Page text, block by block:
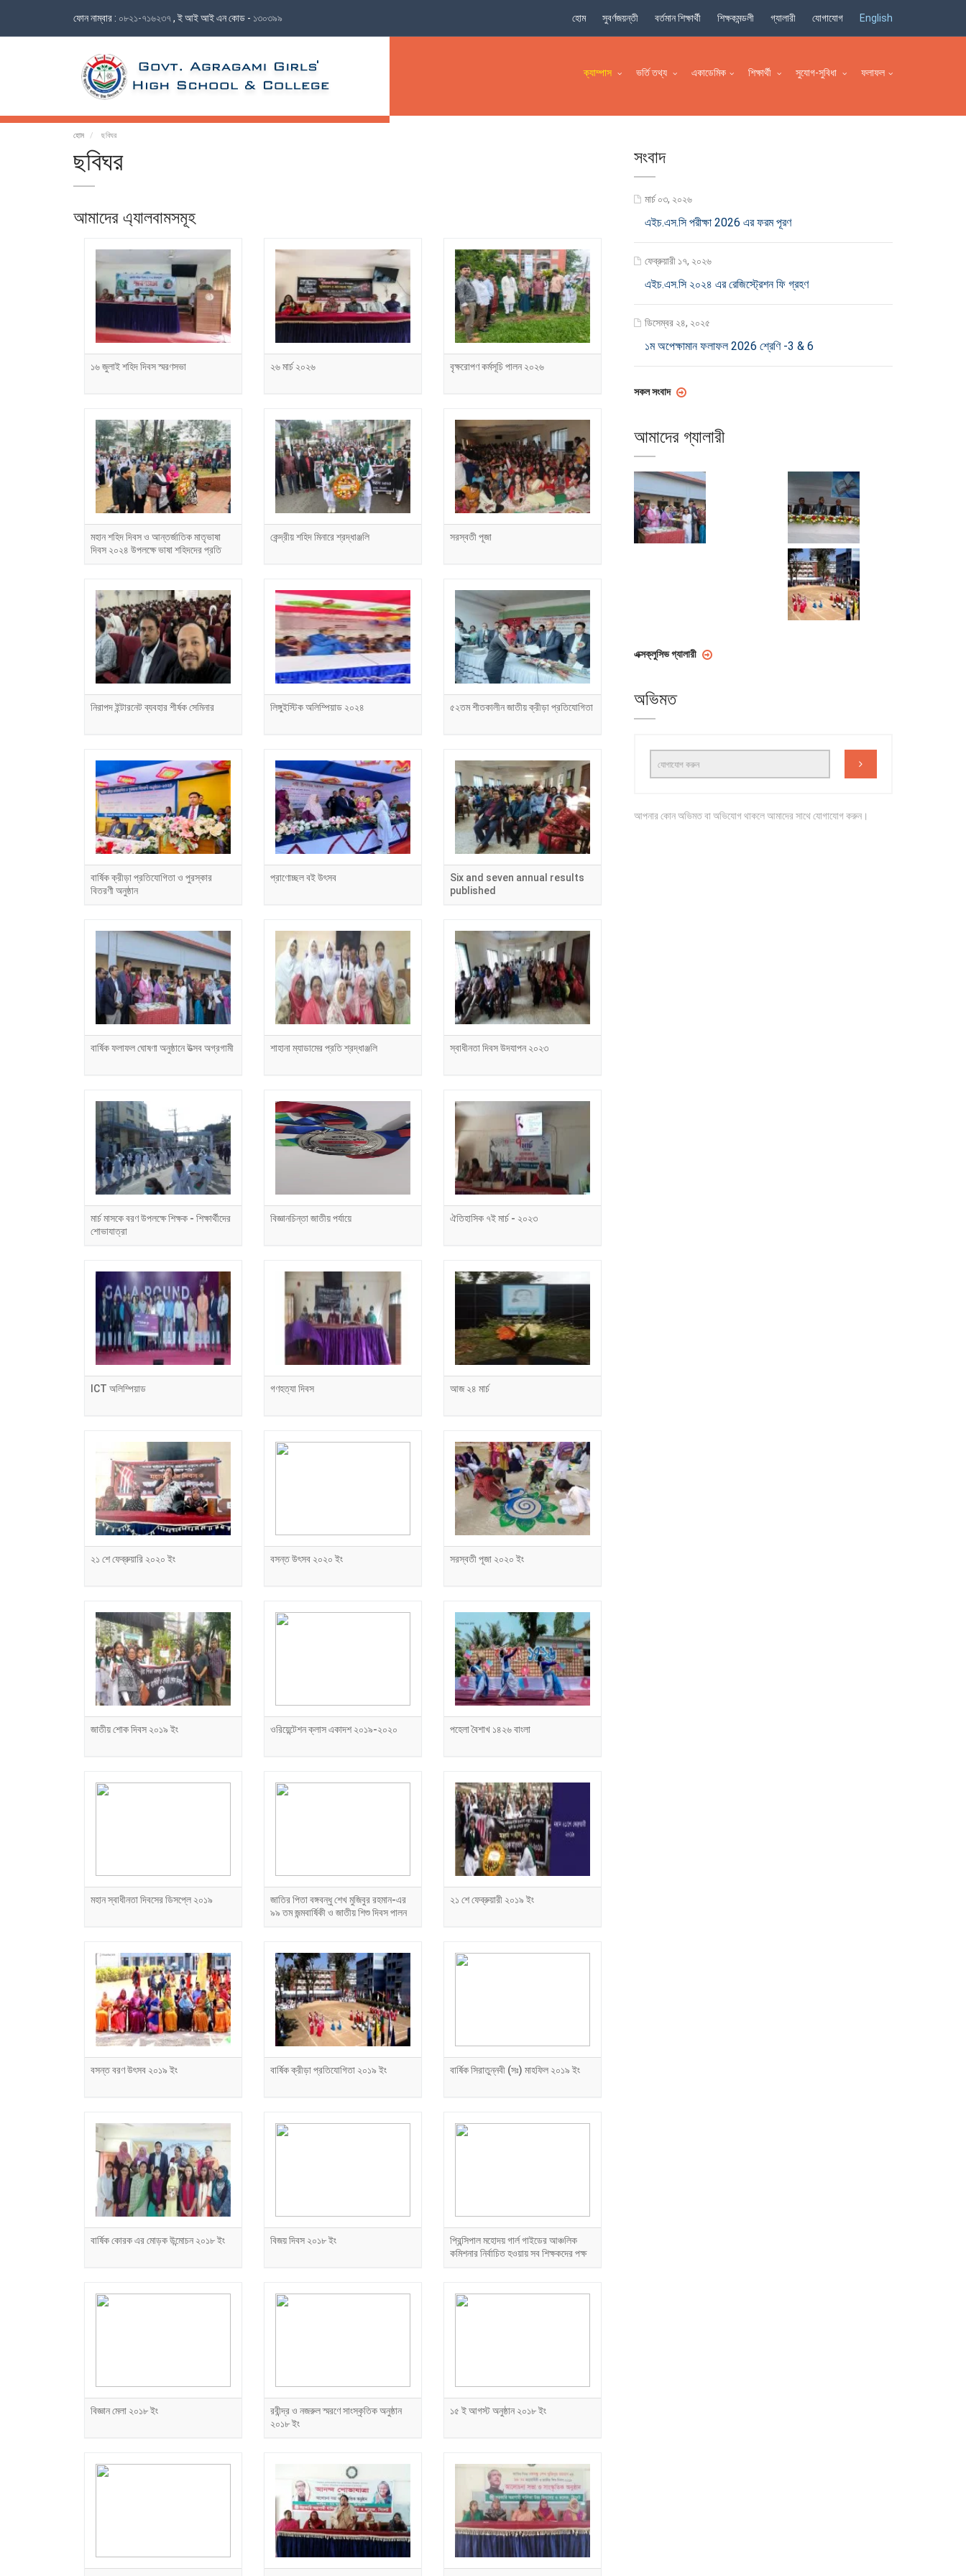
ফোন নাম্বার : ০৮২১-৭১৬২৩৭ , ই আই আই এন কোড - ১৩০৩৯৯ হোম সুবর্ণজয়ন্তী বর্তমান শিক্ষার্থী শিক্ষকমন্ডলী গ্যালারী যোগাযোগ English
ক্যাম্পাস ভর্তি তথ্য একাডেমিক শিক্ষার্থী সুযোগ-সুবিধা ফলাফল
হোম ছবিঘর
ছবিঘর
আমাদের এ্যালবামসমূহ
১৬ জুলাই শহিদ দিবস স্মরণসভা ২৬ মার্চ ২০২৬ বৃক্ষরোপণ কর্মসূচি পালন ২০২৬
মহান শহিদ দিবস ও আন্তর্জাতিক মাতৃভাষা
দিবস ২০২৪ উপলক্ষে ভাষা শহিদদের প্রতি
কেন্দ্রীয় শহিদ মিনারে শ্রদ্ধাঞ্জলি সরস্বতী পূজা
নিরাপদ ইন্টারনেট ব্যবহার শীর্ষক সেমিনার লিঙ্গুইস্টিক অলিম্পিয়াড ২০২৪ ৫২তম শীতকালীন জাতীয় ক্রীড়া প্রতিযোগিতা
বার্ষিক ক্রীড়া প্রতিযোগিতা ও পুরস্কার
বিতরণী অনুষ্ঠান
প্রাণোচ্ছল বই উৎসব
Six and seven annual results
published
বার্ষিক ফলাফল ঘোষণা অনুষ্ঠানে উত্সব অগ্রগামী শাহানা ম্যাডামের প্রতি শ্রদ্ধাঞ্জলি স্বাধীনতা দিবস উদযাপন ২০২৩
মার্চ মাসকে বরণ উপলক্ষে শিক্ষক - শিক্ষার্থীদের
শোভাযাত্রা
বিজ্ঞানচিন্তা জাতীয় পর্যায়ে ঐতিহাসিক ৭ই মার্চ - ২০২৩
ICT অলিম্পিয়াড গণহত্যা দিবস আজ ২৪ মার্চ
২১ শে ফেব্রুয়ারি ২০২০ ইং বসন্ত উৎসব ২০২০ ইং সরস্বতী পূজা ২০২০ ইং
জাতীয় শোক দিবস ২০১৯ ইং ওরিয়েন্টেশন ক্লাস একাদশ ২০১৯-২০২০ পহেলা বৈশাখ ১৪২৬ বাংলা
মহান স্বাধীনতা দিবসের ডিসপ্লে ২০১৯
জাতির পিতা বঙ্গবন্ধু শেখ মুজিবুর রহমান-এর
৯৯ তম জন্মবার্ষিকী ও জাতীয় শিশু দিবস পালন
২১ শে ফেব্রুয়ারী ২০১৯ ইং
বসন্ত বরণ উৎসব ২০১৯ ইং বার্ষিক ক্রীড়া প্রতিযোগিতা ২০১৯ ইং বার্ষিক সিরাতুন্নবী (সঃ) মাহফিল ২০১৯ ইং
বার্ষিক কোরক এর মোড়ক উন্মোচন ২০১৮ ইং বিজয় দিবস ২০১৮ ইং
প্রিন্সিপাল মহোদয় গার্ল গাইডের আঞ্চলিক
কমিশনার নির্বাচিত হওয়ায় সব শিক্ষকদের পক্ষ
বিজ্ঞান মেলা ২০১৮ ইং
রবীন্দ্র ও নজরুল স্মরণে সাংস্কৃতিক অনুষ্ঠান
২০১৮ ইং
১৫ ই আগস্ট অনুষ্ঠান ২০১৮ ইং
সংবাদ
মার্চ ০৩, ২০২৬
এইচ.এস.সি পরীক্ষা 2026 এর ফরম পূরণ
ফেব্রুয়ারী ১৭, ২০২৬
এইচ.এস.সি ২০২৪ এর রেজিস্ট্রেশন ফি গ্রহণ
ডিসেম্বর ২৪, ২০২৫
১ম অপেক্ষামান ফলাফল 2026 শ্রেণি -3 & 6
সকল সংবাদ
আমাদের গ্যালারী
এক্সক্লুসিভ গ্যালারী
অভিমত
আপনার কোন অভিমত বা অভিযোগ থাকলে আমাদের সাথে যোগাযোগ করুন।